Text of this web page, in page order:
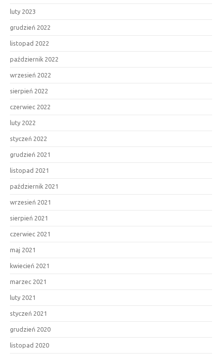
luty 2023
grudzień 2022
listopad 2022
październik 2022
wrzesień 2022
sierpień 2022
czerwiec 2022
luty 2022
styczeń 2022
grudzień 2021
listopad 2021
październik 2021
wrzesień 2021
sierpień 2021
czerwiec 2021
maj 2021
kwiecień 2021
marzec 2021
luty 2021
styczeń 2021
grudzień 2020
listopad 2020